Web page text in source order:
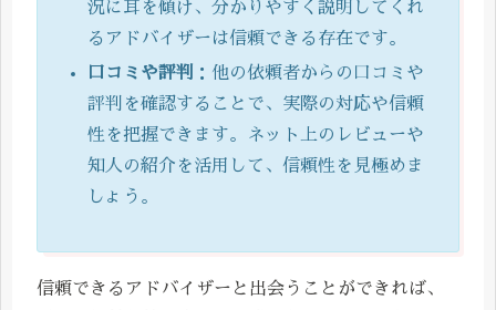
況に耳を傾け、分かりやすく説明してくれ
るアドバイザーは信頼できる存在です。
口コミや評判
：他の依頼者からの口コミや
評判を確認することで、実際の対応や信頼
性を把握できます。ネット上のレビューや
知人の紹介を活用して、信頼性を見極めま
しょう。
信頼できるアドバイザーと出会うことができれば、